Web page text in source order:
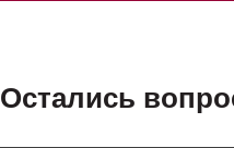
Остались